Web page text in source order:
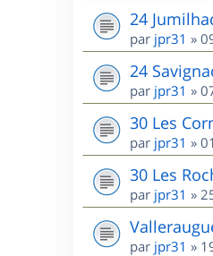
24
par jpr31 »
24
par jpr31 »
30 Les
par jpr31 »
30 Les
par jpr31 »
par jpr31 »